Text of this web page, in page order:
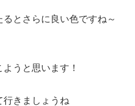
とさらに良い色ですね～
うと思います！
行きましょうね